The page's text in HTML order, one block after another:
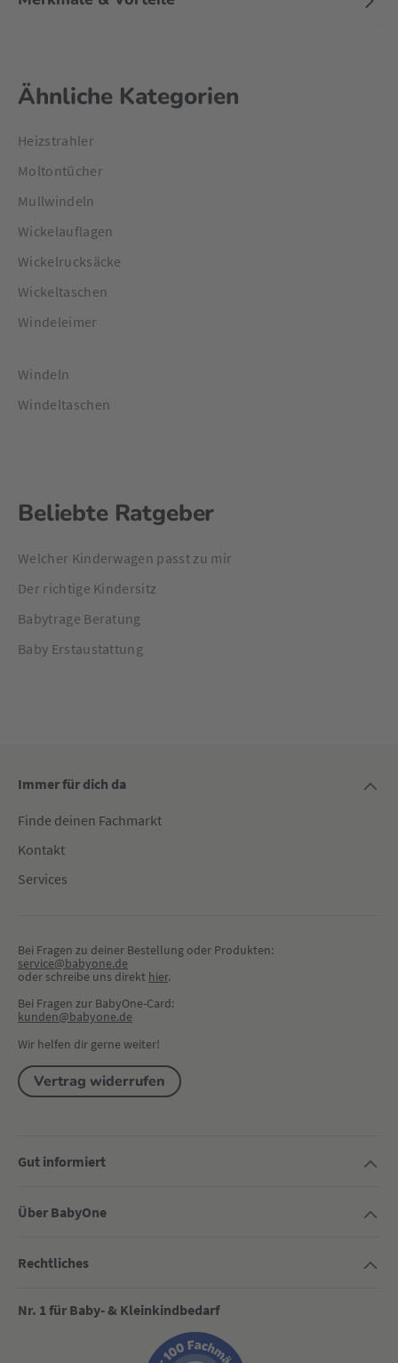
Ähnliche Kategorien
Heizstrahler
Moltontücher
Mullwindeln
Wickelauflagen
Wickelrucksäcke
Wickeltaschen
Windeleimer
Windeln
Windeltaschen
Beliebte Ratgeber
Welcher Kinderwagen passt zu mir
Der richtige Kindersitz
Babytrage Beratung
Baby Erstaustattung
Immer für dich da
Finde deinen Fachmarkt
Kontakt
Services
Bei Fragen zu deiner Bestellung oder Produkten:
service@babyone.de
oder schreibe uns direkt hier.
Bei Fragen zur BabyOne-Card:
kunden@babyone.de
Wir helfen dir gerne weiter!
Vertrag widerrufen
Gut informiert
Über BabyOne
Rechtliches
Nr. 1 für Baby- & Kleinkindbedarf